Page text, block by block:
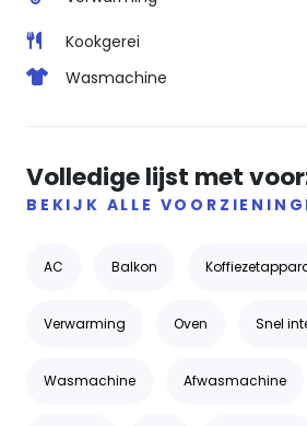
Kookgerei
Wasmachine
Volledige lijst met
BEKIJK ALLE
AC Balkon
Verwarming Oven Snel
Wasmachine Afwasmachine